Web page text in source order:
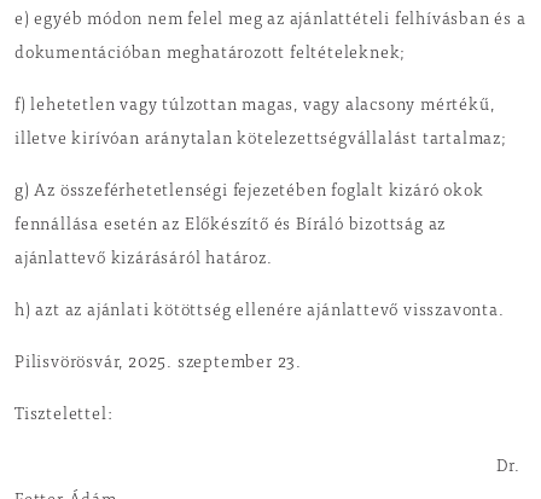
e) egyéb módon nem felel meg az ajánlattételi felhívásban és a
dokumentációban meghatározott feltételeknek;
f) lehetetlen vagy túlzottan magas, vagy alacsony mértékű,
illetve kirívóan aránytalan kötelezettségvállalást tartalmaz;
g) Az összeférhetetlenségi fejezetében foglalt kizáró okok
fennállása esetén az Előkészítő és Bíráló bizottság az
ajánlattevő kizárásáról határoz.
h) azt az ajánlati kötöttség ellenére ajánlattevő visszavonta.
Pilisvörösvár, 2025. szeptember 23.
Dr.